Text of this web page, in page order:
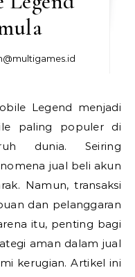
paling populer di
dunia. Seiring
jual beli akun
Namun, transaksi
dan pelanggaran
itu, penting bagi
aman dalam jual
kerugian. Artikel ini